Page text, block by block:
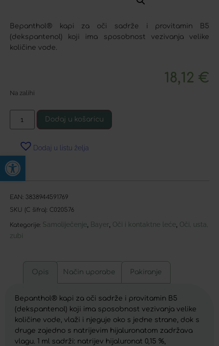
Open toolbar
Bepanthol® kapi za oči sadrže i provitamin B5
(dekspantenol) koji ima sposobnost vezivanja velike
količine vode.
18,12 €
Na zalihi
Dodaj u košaricu
Dodaj u listu želja
EAN: 3838944591769
SKU (C šifra): C020576
Kategorije: Samoliječenje Bayer Oči i kontaktne leće Oči, usta,
zubi
Opis Način uporabe Pakiranje
Bepanthol® kapi za oči sadrže i provitamin B5
(dekspantenol) koji ima sposobnost vezivanja velike
količine vode, vlaži i njeguje oko s jedne strane, dok s
druge zajedno s natrijevim hijaluronatom zadržava
vlagu. 1 ml sadrži: natrijev hijaluronat 0,15 %,